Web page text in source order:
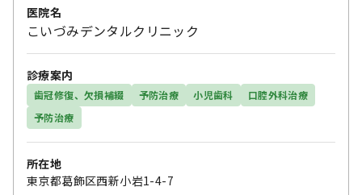
医院名
こいづみデンタルクリニック
診療案内
歯冠修復、欠損補綴 予防治療 小児歯科
口腔外科治療
予防治療
所在地
東京都葛飾区西新小岩1-4-7